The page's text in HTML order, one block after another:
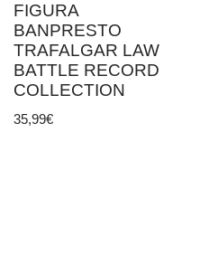
FIGURA
BANPRESTO
TRAFALGAR LAW
BATTLE RECORD
COLLECTION
35,99€